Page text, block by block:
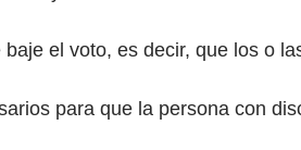
el voto, es decir, que los o
para que la persona con